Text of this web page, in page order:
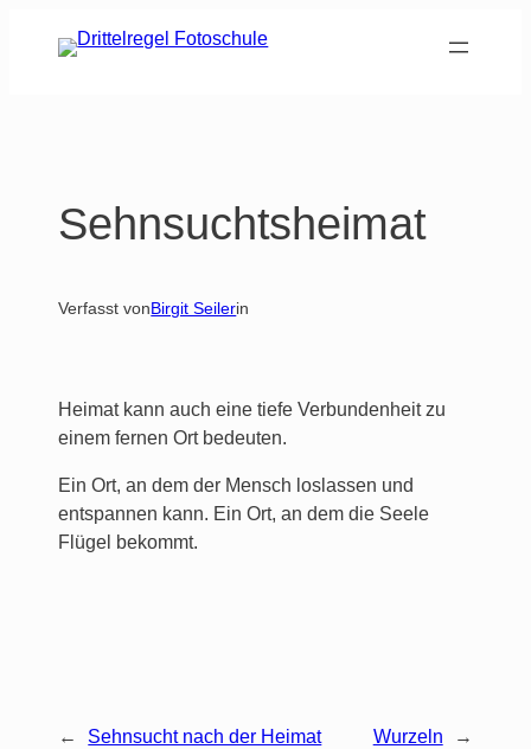
Sehnsuchtsheimat
Verfasst vonBirgit Seilerin
Heimat kann auch eine tiefe Verbundenheit zu
einem fernen Ort bedeuten.
Ein Ort, an dem der Mensch loslassen und
entspannen kann. Ein Ort, an dem die Seele
Flügel bekommt.
← Sehnsucht nach der Heimat Wurzeln →